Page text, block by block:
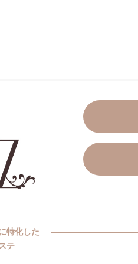
特化した
テ